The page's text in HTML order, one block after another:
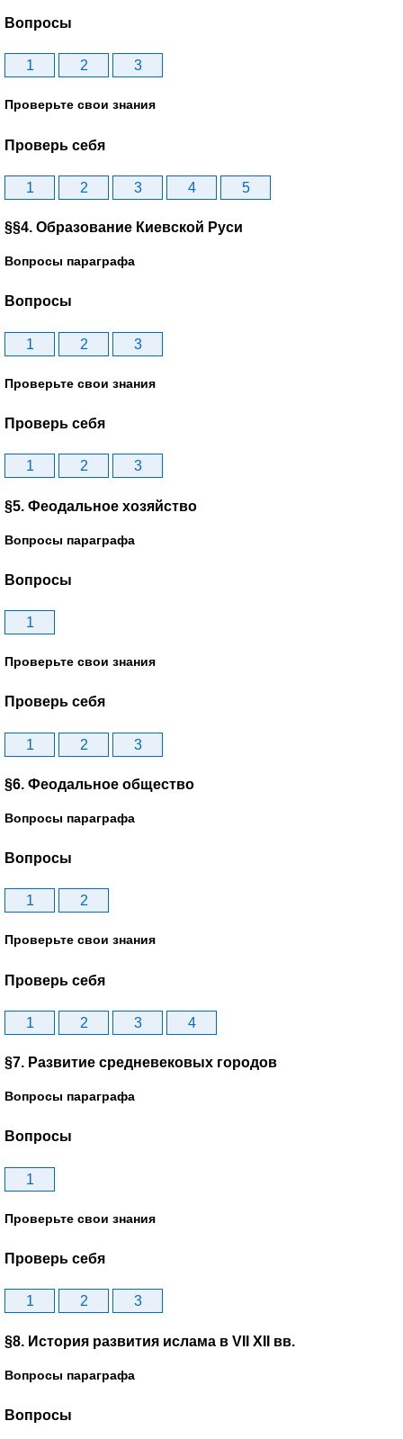
Вопросы
1 2 3
Проверьте свои знания
Проверь себя
1 2 3 4 5
§§4. Образование Киевской Руси
Вопросы параграфа
Вопросы
1 2 3
Проверьте свои знания
Проверь себя
1 2 3
§5. Феодальное хозяйство
Вопросы параграфа
Вопросы
1
Проверьте свои знания
Проверь себя
1 2 3
§6. Феодальное общество
Вопросы параграфа
Вопросы
1 2
Проверьте свои знания
Проверь себя
1 2 3 4
§7. Развитие средневековых городов
Вопросы параграфа
Вопросы
1
Проверьте свои знания
Проверь себя
1 2 3
§8. История развития ислама в VII XII вв.
Вопросы параграфа
Вопросы